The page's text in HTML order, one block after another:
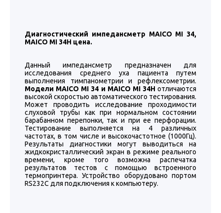
Диагностический импедансметр MAICO MI 34,
MAICO MI 34H цена.
Данный импедансметр предназначен для
исследования среднего уха пациента путем
выполнения тимпанометрии и рефлексометрии.
Модели MAICO MI 34 и MAICO MI 34H отличаются
высокой скоростью автоматического тестирования.
Может проводить исследование проходимости
слуховой трубы как при нормальном состоянии
барабанном перепонки, так и при ее перфорации.
Тестирование выполняется на 4 различных
частотах, в том числе и высокочастотное (1000Гц).
Результаты диагностики могут выводиться на
жидкокристаллический экран в режиме реального
времени, кроме того возможна распечатка
результатов тестов с помощью встроенного
термопринтера. Устройство оборудовано портом
RS232C для подключения к компьютеру.